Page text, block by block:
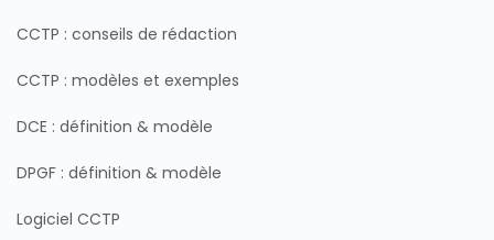
CCTP : conseils de rédaction
CCTP : modèles et exemples
DCE : définition & modèle
DPGF : définition & modèle
Logiciel CCTP